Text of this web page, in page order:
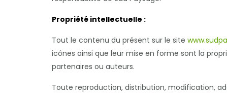
Propriété intellectuelle :
Tout le contenu du présent sur le site
icônes ainsi que leur mise en forme sont la
partenaires ou auteurs.
Toute reproduction, distribution, modification,